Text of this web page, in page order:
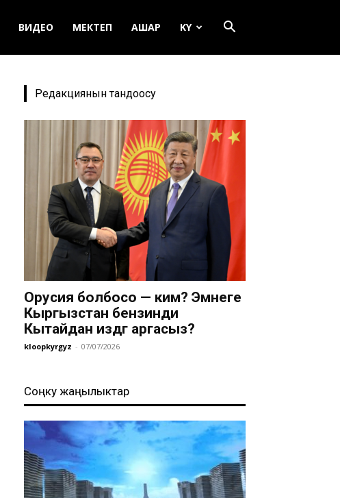
ВИДЕО МЕКТЕП АШАР KY
Редакциянын тандоосу
Орусия болбосо — ким? Эмнеге
Кыргызстан бензинди
Кытайдан издөөгө аргасыз?
kloopkyrgyz - 07/07/2026
Соңку жаңылыктар